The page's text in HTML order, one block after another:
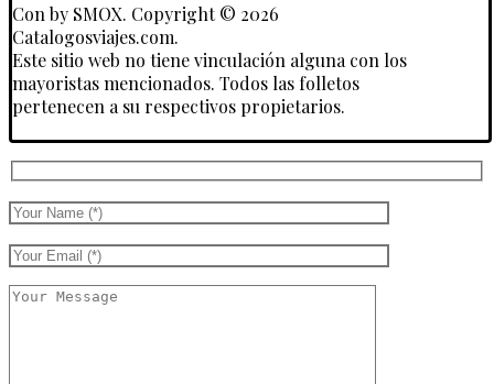
Con by SMOX. Copyright © 2026
Catalogosviajes.com.
Este sitio web no tiene vinculación alguna con los
mayoristas mencionados. Todos las folletos
pertenecen a su respectivos propietarios.